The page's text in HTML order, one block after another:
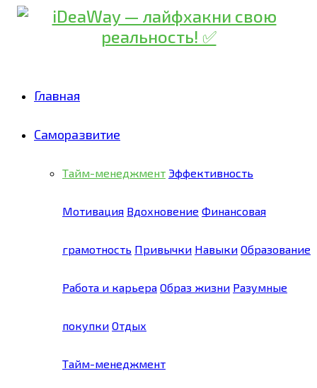
Главная
Саморазвитие
Тайм-менеджмент Эффективность
Мотивация Вдохновение Финансовая
грамотность Привычки Навыки Образование
Работа и карьера Образ жизни Разумные
покупки Отдых
Тайм-менеджмент